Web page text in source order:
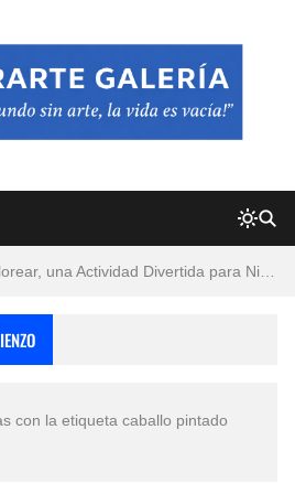
a Lápiz del 14 de Febrero
con la etiqueta caballo pintado